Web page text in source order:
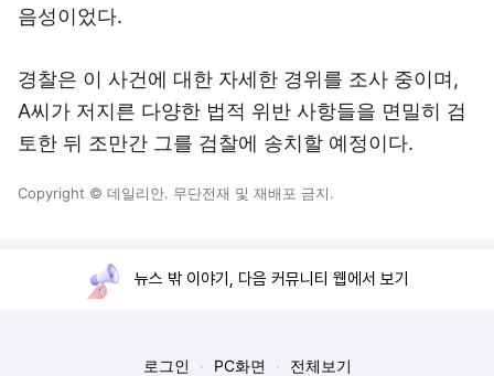
음성이었다.
경찰은 이 사건에 대한 자세한 경위를 조사 중이며,
A씨가 저지른 다양한 법적 위반 사항들을 면밀히 검
토한 뒤 조만간 그를 검찰에 송치할 예정이다.
Copyright © 데일리안. 무단전재 및 재배포 금지.
뉴스 밖 이야기, 다음 커뮤니티 웹에서 보기
로그인 PC화면 전체보기